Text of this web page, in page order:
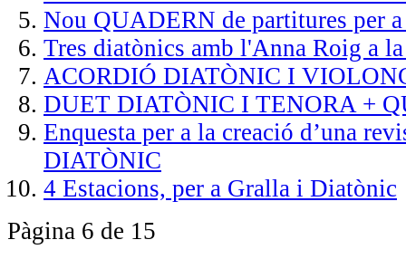
Nou QUADERN de partitures per
Tres diatònics amb l'Anna Roig a
ACORDIÓ DIATÒNIC I
DUET DIATÒNIC I TENORA +
Enquesta per a la creació d’una
DIATÒNIC
4 Estacions, per a Gralla i Diatònic
Pàgina 6 de 15